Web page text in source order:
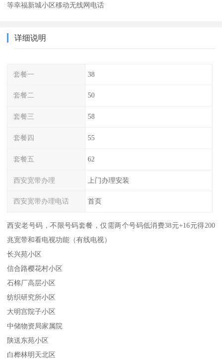
等幸福新城小区移动无线网电话
详细说明
套餐一 38
套餐二 50
套餐三 58
套餐四 55
套餐五 62
西安宽带办理 上门办理安装
西安宽带办理电话 首页
西安老号码，不限号码套餐，仅需两个号码低消费38元+16元得200
兆宽带和看电视功能（有线电视）
长兴苑小区
信合路樱花村小区
石棉厂高层小区
纺织研究所小区
大明宫院子小区
中储物资局家属院
陕送东苑小区
白桦林明天北区